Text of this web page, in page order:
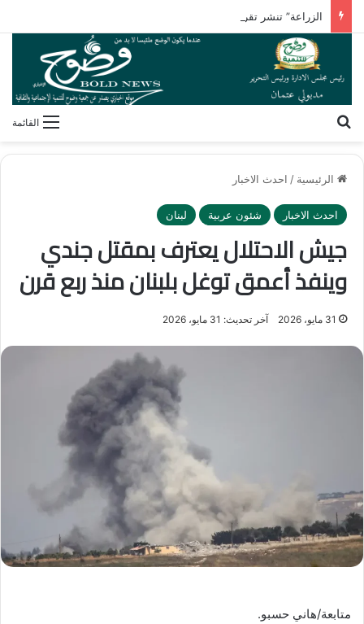
القائمة
الرئيسية / احدث الاخبار
احدث الاخبار شئون عربية لبنان
جيش الاحتلال يعترف بمقتل جندي
وينفذ أعمق توغل بلبنان منذ ربع قرن
31 مايو، 2026 آخر تحديث: 31 مايو، 2026
متابعة/هاني حسبو.